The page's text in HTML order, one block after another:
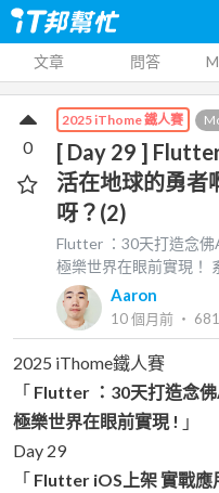
文章 問答
2025 iThome 鐵人賽
[ Day 29 ]
活在地球的勇者
呀？(2)
Flutter ：30天打造念
極樂世界在眼前實現！
Aaron
10 個月前 ‧ 681
0
2025 iThome鐵人賽
「 Flutter ：30天打造念
極樂世界在眼前實現 ! 」
Day 29
「 Flutter iOS上架 實戰應